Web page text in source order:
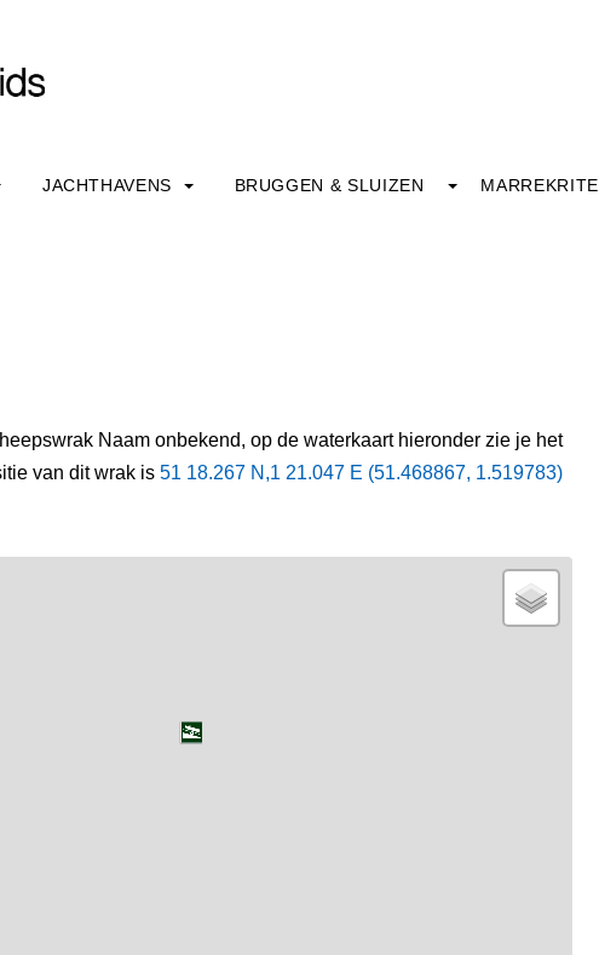
JACHTHAVENS BRUGGEN & SLUIZEN MARREKRITE
Naam onbekend, op de waterkaart hieronder zie je het
van dit wrak is 51 18.267 N,1 21.047 E (51.468867, 1.519783)